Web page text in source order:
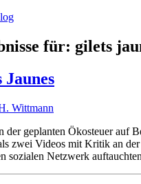
für: gilets
Jaunes
Wittmann
der geplanten Ökosteuer auf
zwei Videos mit Kritik an
sozialen Netzwerk